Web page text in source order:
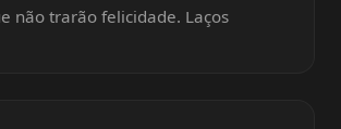
não trarão felicidade. Laços